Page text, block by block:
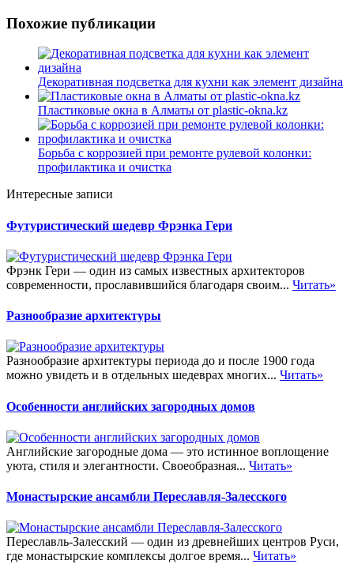
Похожие публикации
Декоративная подсветка для кухни как элемент дизайна
Пластиковые окна в Алматы от plastic-okna.kz
Борьба с коррозией при ремонте рулевой колонки:
профилактика и очистка
Интересные записи
Футуристический шедевр Фрэнка Гери
Фрэнк Гери — один из самых известных архитекторов
современности, прославившийся благодаря своим... Читать»
Разнообразие архитектуры
Разнообразие архитектуры периода до и после 1900 года
можно увидеть и в отдельных шедеврах многих... Читать»
Особенности английских загородных домов
Английские загородные дома — это истинное воплощение
уюта, стиля и элегантности. Своеобразная... Читать»
Монастырские ансамбли Переславля-Залесского
Переславль-Залесский — один из древнейших центров Руси,
где монастырские комплексы долгое время... Читать»